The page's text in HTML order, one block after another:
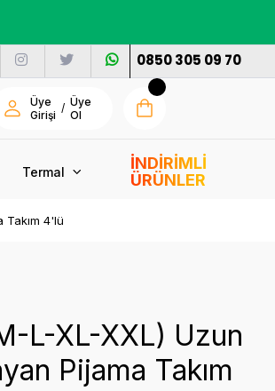
0850 305 09 70
Üye
Girişi
/ Üye
Ol
Termal
İNDİRİMLİ
ÜRÜNLER
Takım 4'lü
L-XL-XXL) Uzun
Pijama Takım